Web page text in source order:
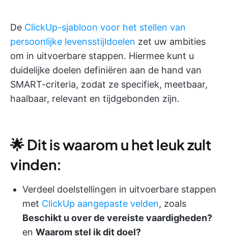
De ClickUp-sjabloon voor het stellen van
persoonlijke levensstijldoelen zet uw ambities
om in uitvoerbare stappen. Hiermee kunt u
duidelijke doelen definiëren aan de hand van
SMART-criteria, zodat ze specifiek, meetbaar,
haalbaar, relevant en tijdgebonden zijn.
🌟 Dit is waarom u het leuk zult
vinden:
Verdeel doelstellingen in uitvoerbare stappen
met ClickUp aangepaste velden, zoals
Beschikt u over de vereiste vaardigheden?
en Waarom stel ik dit doel?